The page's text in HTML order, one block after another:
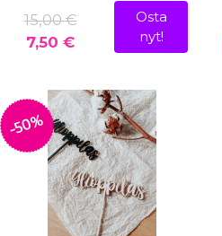
15,00 €
7,50 €
Osta
nyt!
-50%